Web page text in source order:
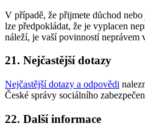
V případě, že přijmete důchod
lze předpokládat, že je vyplacen
náleží, je vaší povinností neprávem
21. Nejčastější dotazy
Nejčastější dotazy a odpovědi
České správy sociálního
22. Další informace